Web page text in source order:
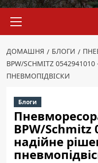
меню
ДОМАШНЯ БЛОГИ
BPW/SCHMITZ
ПНЕВМОПІДВІСКИ
Блоги
BPW/Schmitz
надійне